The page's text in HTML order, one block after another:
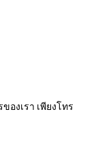
งเรา เพียงโทร